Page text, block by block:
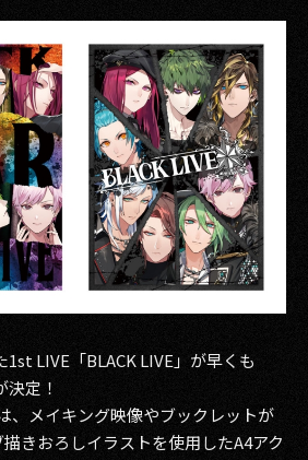
LIVE「BLACK LIVE」が早くも
定！
、メイキング映像やブックレットが
きおろしイラストを使用したA4アク